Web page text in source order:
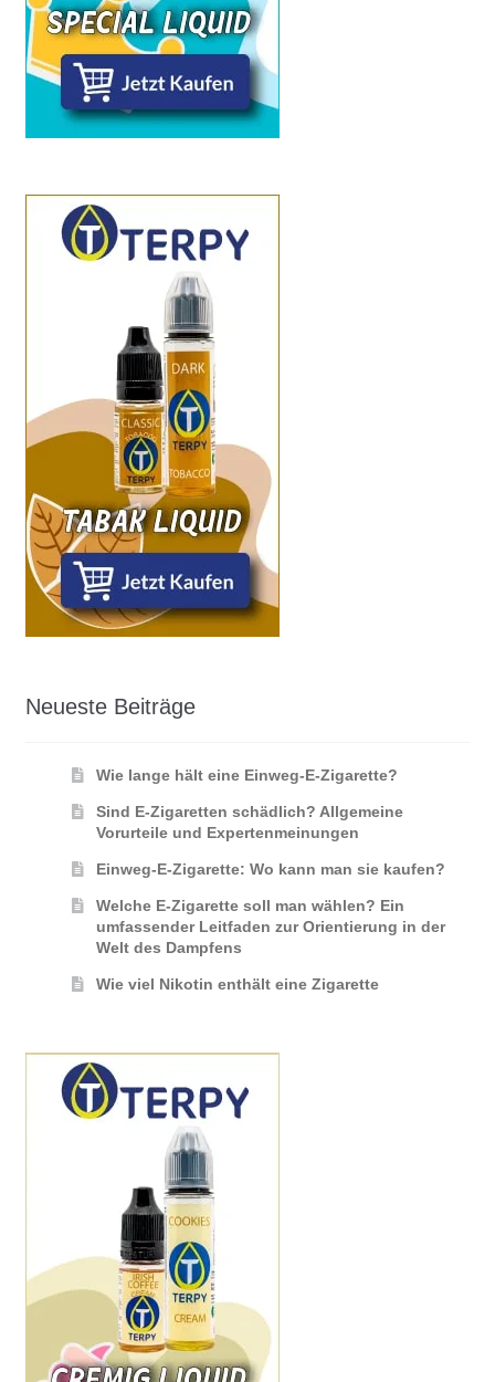
Neueste Beiträge
Wie lange hält eine Einweg-E-Zigarette?
Sind E-Zigaretten schädlich? Allgemeine
Vorurteile und Expertenmeinungen
Einweg-E-Zigarette: Wo kann man sie kaufen?
Welche E-Zigarette soll man wählen? Ein
umfassender Leitfaden zur Orientierung in der
Welt des Dampfens
Wie viel Nikotin enthält eine Zigarette